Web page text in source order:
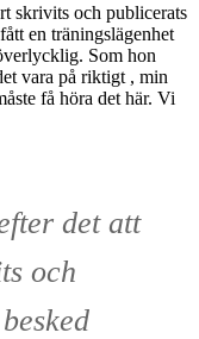
skrivits och publicerats
en träningslägenhet
Som hon
vara på riktigt , min
få höra det här. Vi
det att
och